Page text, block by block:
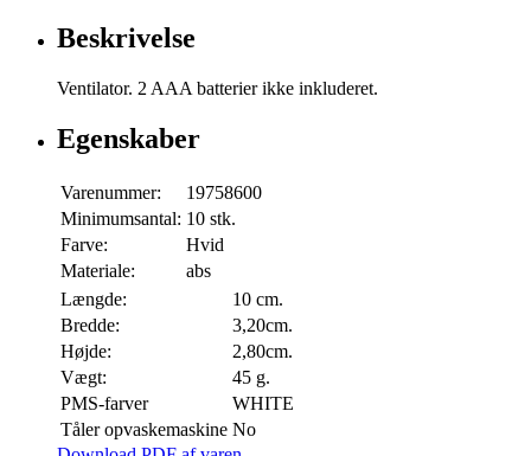
Beskrivelse
Ventilator. 2 AAA batterier ikke inkluderet.
Egenskaber
Varenummer:
19758600
Minimumsantal: 10 stk.
Farve:
Hvid
Materiale:
abs
Længde:
10 cm.
Bredde:
3,20cm.
Højde:
2,80cm.
Vægt:
45 g.
PMS-farver
WHITE
Tåler opvaskemaskine No